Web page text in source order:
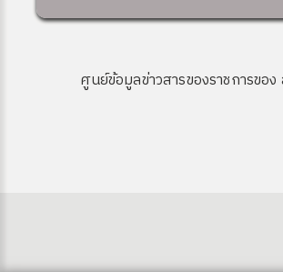
ศูนย์ข้อมูลข่าวสารของราชการขอ